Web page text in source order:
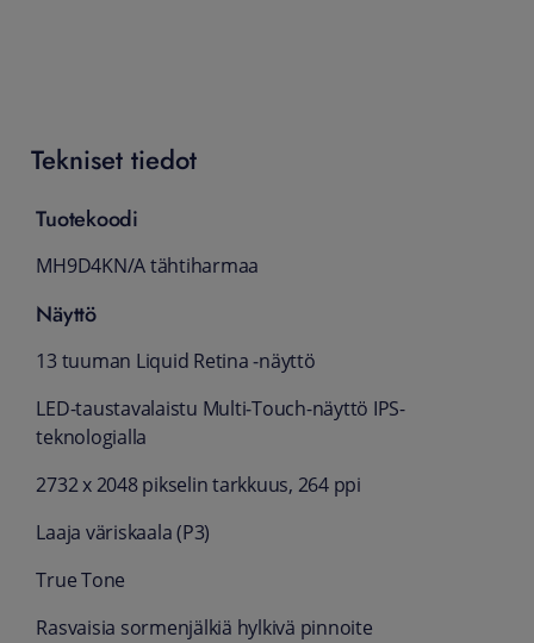
Tekniset tiedot
Tuotekoodi
MH9D4KN/A tähtiharmaa
Näyttö
13 tuuman Liquid Retina ‑näyttö
LED-tausta­valaistu Multi‑Touch-näyttö IPS-
tekno­logialla
2732 x 2048 pikselin tarkkuus, 264 ppi
Laaja väri­skaala (P3)
True Tone
Rasvaisia sormen­jälkiä hylkivä pinnoite